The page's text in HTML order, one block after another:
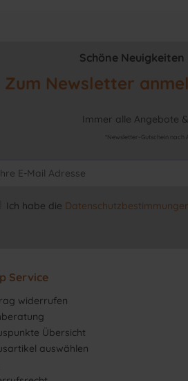
Schöne
Zum Newsletter
Immer alle Angebote
*Newsletter-Gutschein nach
Ich habe die
Service
widerrufen
Übersicht
auswählen